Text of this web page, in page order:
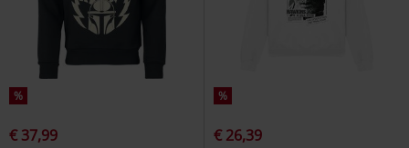
%
€ 37,99
%
€ 26,39